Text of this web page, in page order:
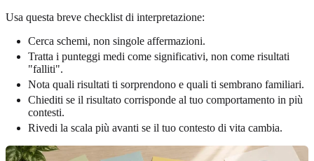
Usa questa breve checklist di interpretazione:
Cerca schemi, non singole affermazioni.
Tratta i punteggi medi come significativi, non come risultati
"falliti".
Nota quali risultati ti sorprendono e quali ti sembrano familiari.
Chiediti se il risultato corrisponde al tuo comportamento in più
contesti.
Rivedi la scala più avanti se il tuo contesto di vita cambia.